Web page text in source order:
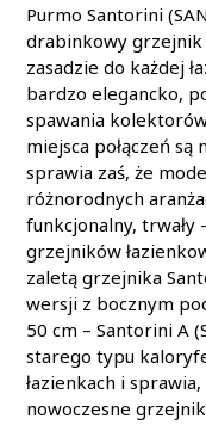
Purmo Santorini
drabinkowy grzejnik
zasadzie do każdej
bardzo elegancko,
spawania
miejsca połączeń są
sprawia zaś, że
różnorodnych
funkcjonalny, trwały
grzejników
zaletą grzejnika
wersji z bocznym
50 cm – Santorini A
starego typu
łazienkach i
nowoczesne